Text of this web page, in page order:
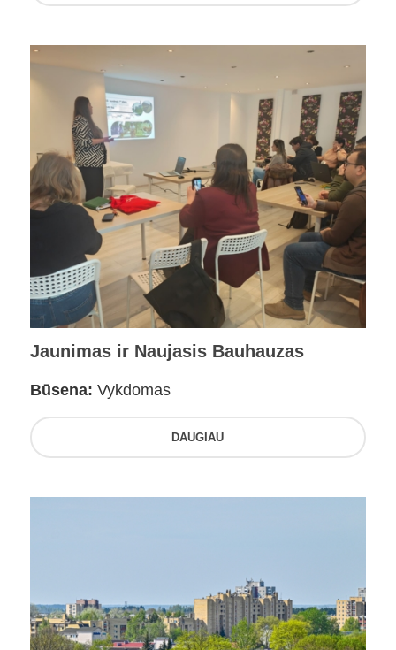
Jaunimas ir Naujasis Bauhauzas
Būsena: Vykdomas
DAUGIAU